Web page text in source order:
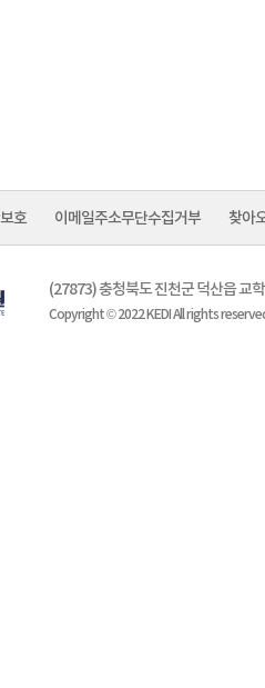
호 이메일주소무단수집거부 찾아
(27873) 충청북도 진천군 덕산읍
Copyright © 2022 KEDI All rights